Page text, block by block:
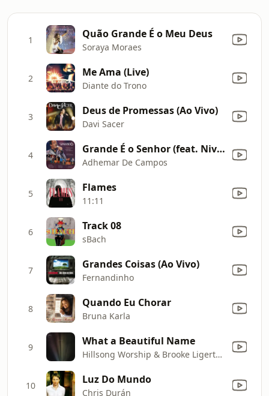
1 Quão Grande É o Meu Deus
Soraya Moraes
2 Me Ama (Live)
Diante do Trono
3 Deus de Promessas (Ao Vivo)
Davi Sacer
4 Grande É o Senhor (feat. Nivea Soares) [Acústico ao Vivo]
Adhemar De Campos
5 Flames
11:11
6 Track 08
sBach
7 Grandes Coisas (Ao Vivo)
Fernandinho
8 Quando Eu Chorar
Bruna Karla
9 What a Beautiful Name
Hillsong Worship & Brooke Ligertwood
10 Luz Do Mundo
Chris Durán